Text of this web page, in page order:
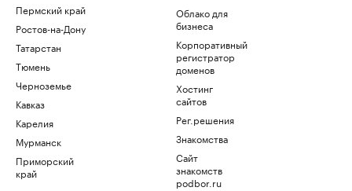
Пермский край
Ростов-на-Дону
Татарстан
Тюмень
Черноземье
Кавказ
Карелия
Мурманск
Приморский
край
Облако для
бизнеса
Корпоративный
регистратор
доменов
Хостинг
сайтов
Рег.решения
Знакомства
Сайт
знакомств
podbor.ru